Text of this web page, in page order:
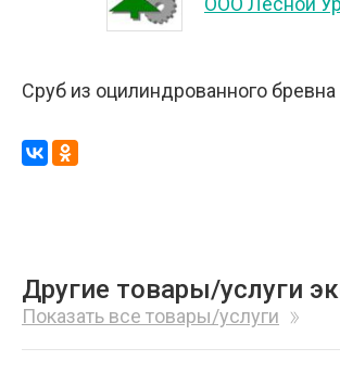
Сруб из оцилиндрованного
Другие товары/услуги
Показать все товары/услуги